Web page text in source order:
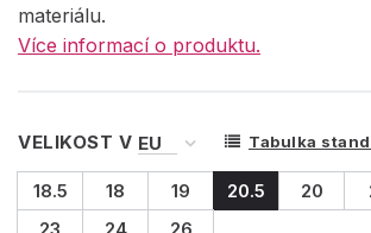
materiálu.
Více informací o produktu.
VELIKOST V Tabulka
18.5 18 19 20.5 20